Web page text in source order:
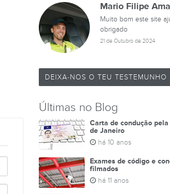
Mario Filipe
Muito bom este site
obrigado
21 de Outubro de 2024
DEIXA-NOS O TEU TESTEMUNHO
Últimas no Blog
Carta de condução
de Janeiro
há 10 anos
Exames de código e
filmados
há 11 anos